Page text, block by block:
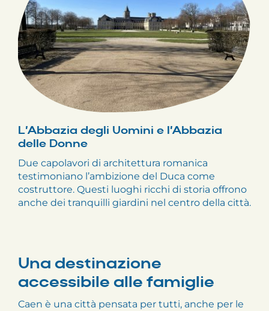
L’Abbazia degli Uomini e l’Abbazia
delle Donne
Due capolavori di architettura romanica
testimoniano l’ambizione del Duca come
costruttore. Questi luoghi ricchi di storia offrono
anche dei tranquilli giardini nel centro della città.
Una destinazione
accessibile alle famiglie
Caen è una città pensata per tutti, anche per le